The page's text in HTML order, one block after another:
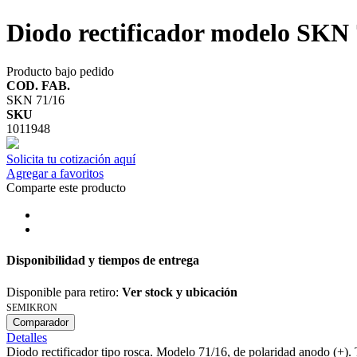
Diodo rectificador modelo SKN
Producto bajo pedido
COD. FAB.
SKN 71/16
SKU
1011948
Solicita tu cotización aquí
Agregar a favoritos
Comparte este producto
Disponibilidad y tiempos de entrega
Disponible para retiro: Ver stock y ubicación
SEMIKRON
Comparador
Detalles
Diodo rectificador tipo rosca. Modelo 71/16, de polaridad anodo